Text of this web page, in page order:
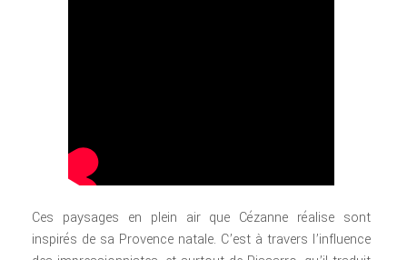
Ces paysages en plein air que Cézanne réalise sont
inspirés de sa Provence natale. C’est à travers l’influence